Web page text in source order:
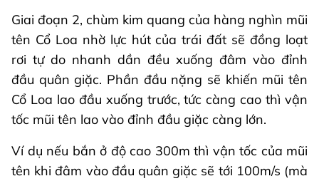
Giai đoạn 2, chùm kim quang của hàng nghìn mũi
tên Cổ Loa nhờ lực hút của trái đất sẽ đồng loạt
rơi tự do nhanh dần đều xuống đâm vào đỉnh
đầu quân giặc. Phần đầu nặng sẽ khiến mũi tên
Cổ Loa lao đầu xuống trước, tức càng cao thì vận
tốc mũi tên lao vào đỉnh đầu giặc càng lớn.
Ví dụ nếu bắn ở độ cao 300m thì vận tốc của mũi
tên khi đâm vào đầu quân giặc sẽ tới 100m/s (mà